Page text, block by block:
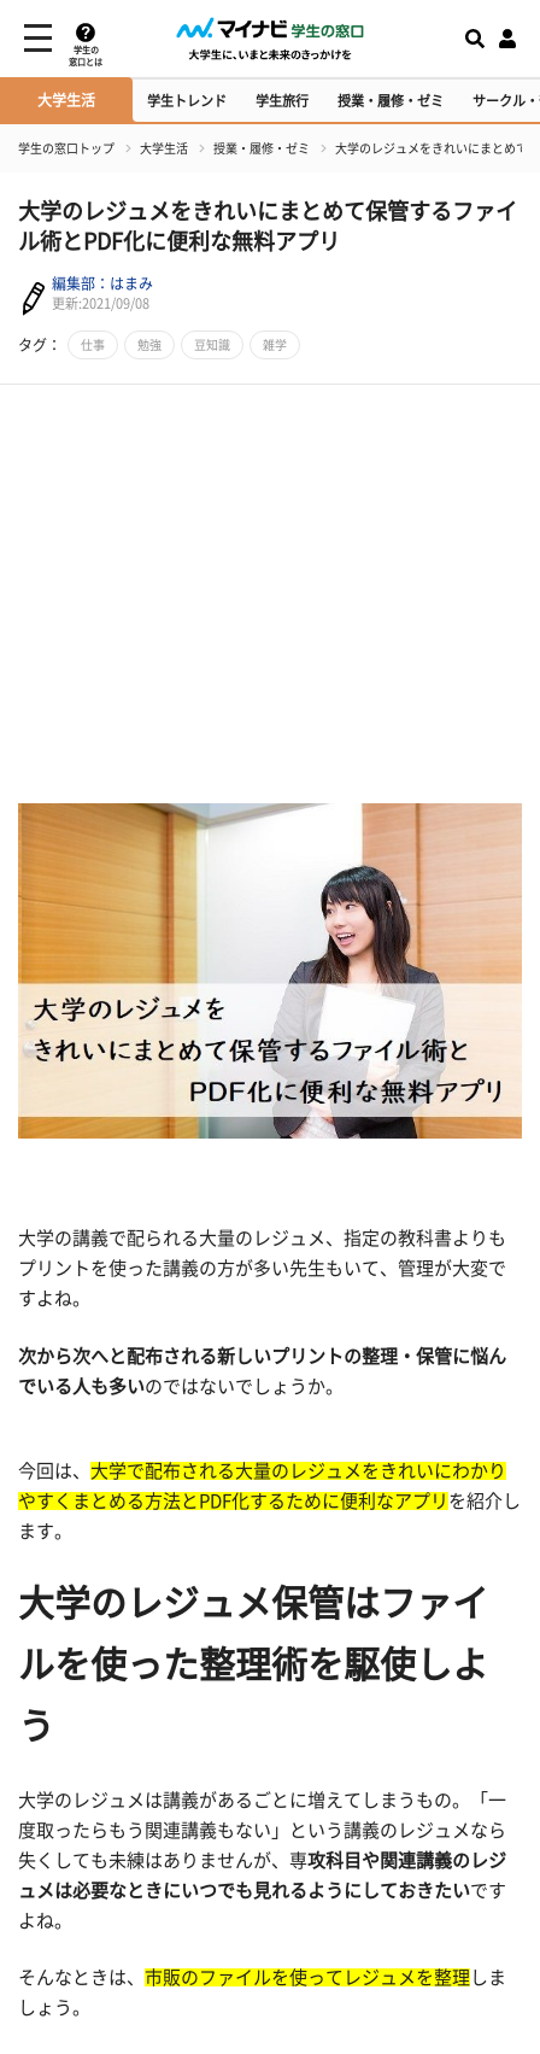
学生の
窓口とは
大学生活 学生トレンド 学生旅行 授業・履修・ゼミ サークル
学生の窓口トップ 大学生活 授業・履修・ゼミ 大学のレジュメをきれいにまとめて
大学のレジュメをきれいにまとめて保管するファイ
ル術とPDF化に便利な無料アプリ
編集部：はまみ
更新:2021/09/08
タグ： 仕事 勉強 豆知識 雑学
大学の講義で配られる大量のレジュメ、指定の教科書よりも
プリントを使った講義の方が多い先生もいて、管理が大変で
すよね。
次から次へと配布される新しいプリントの整理・保管に悩ん
でいる人も多いのではないでしょうか。
今回は、 大学で配布される大量のレジュメをきれいにわかり
やすくまとめる方法とPDF化するために便利なアプリ を紹介し
ます。
大学のレジュメ保管はファイ
ルを使った整理術を駆使しよ
う
大学のレジュメは講義があるごとに増えてしまうもの。「一
度取ったらもう関連講義もない」という講義のレジュメなら
失くしても未練はありませんが、専攻科目や関連講義のレジ
ュメは必要なときにいつでも見れるようにしておきたいです
よね。
そんなときは、 市販のファイルを使ってレジュメを整理 しま
しょう。